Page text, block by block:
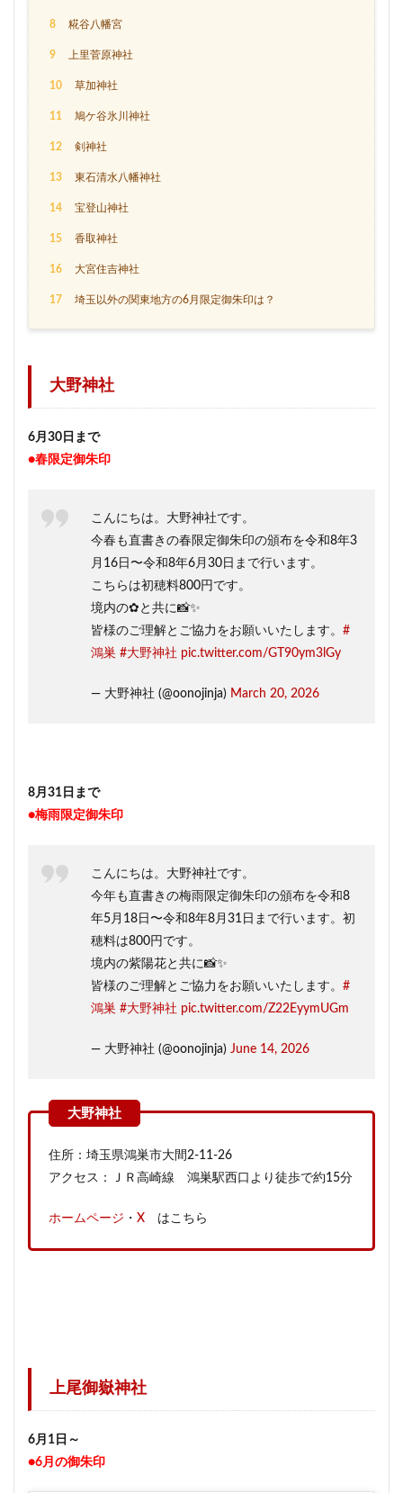
8 糀谷八幡宮
9 上里菅原神社
10 草加神社
11 鳩ケ谷氷川神社
12 剣神社
13 東石清水八幡神社
14 宝登山神社
15 香取神社
16 大宮住吉神社
17 埼玉以外の関東地方の6月限定御朱印は？
大野神社
6月30日まで
●春限定御朱印
こんにちは。大野神社です。
今春も直書きの春限定御朱印の頒布を令和8年3
月16日〜令和8年6月30日まで行います。
こちらは初穂料800円です。
境内の✿と共に📸✨
皆様のご理解とご協力をお願いいたします。 #
鴻巣 #大野神社 pic.twitter.com/GT90ym3lGy
— 大野神社 (@oonojinja) March 20, 2026
8月31日まで
●梅雨限定御朱印
こんにちは。大野神社です。
今年も直書きの梅雨限定御朱印の頒布を令和8
年5月18日〜令和8年8月31日まで行います。初
穂料は800円です。
境内の紫陽花と共に📸✨
皆様のご理解とご協力をお願いいたします。 #
鴻巣 #大野神社 pic.twitter.com/Z22EyymUGm
— 大野神社 (@oonojinja) June 14, 2026
住所：埼玉県鴻巣市大間2-11-26
アクセス：ＪＲ高崎線 鴻巣駅西口より徒歩で約15分
ホームページ ・ X はこちら
上尾御嶽神社
6月1日～
●6月の御朱印